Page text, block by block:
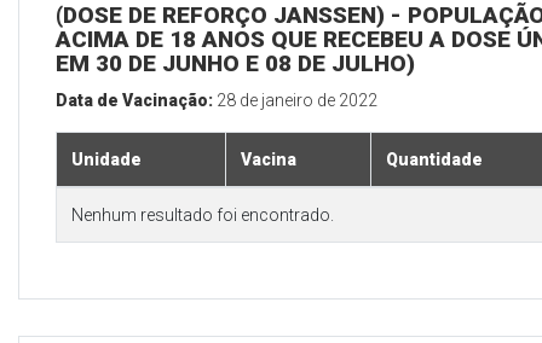
(DOSE DE REFORÇO JANSSEN) -
ACIMA DE 18 ANOS QUE RECEBEU A DOSE
EM 30 DE JUNHO E 08 DE JULHO)
Data de Vacinação: 28 de janeiro de 2022
Unidade Vacina Quantidade
Nenhum resultado foi encontrado.